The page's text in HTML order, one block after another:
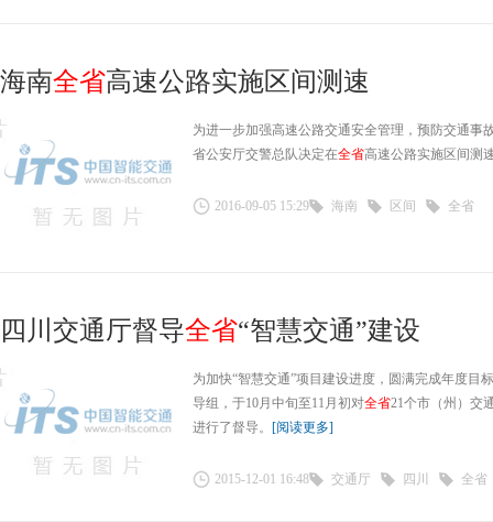
海南全省高速公路实施区间测速
为进一步加强高速公路交通安全管理，预防交通事
省公安厅交警总队决定在全省高速公路实施区间测
2016-09-05 15:29 海南 区间 全省
四川交通厅督导全省“智慧交通”建设
为加快“智慧交通”项目建设进度，圆满完成年度目
导组，于10月中旬至11月初对全省21个市（州）交
进行了督导。 [阅读更多]
2015-12-01 16:48 交通厅 四川 全省